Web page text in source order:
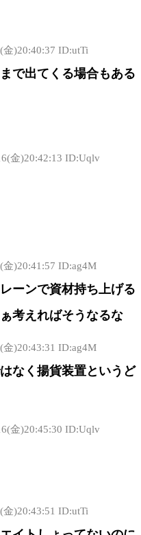
金)20:40:37 ID:utTi
で出てくる場合もある
金)20:42:13 ID:Uqlv
金)20:41:57 ID:ag4M
ーンで資材持ち上げる
考えればそうなるな
金)20:43:31 ID:ag4M
なく揚貨装置というど
金)20:45:30 ID:Uqlv
金)20:43:51 ID:utTi